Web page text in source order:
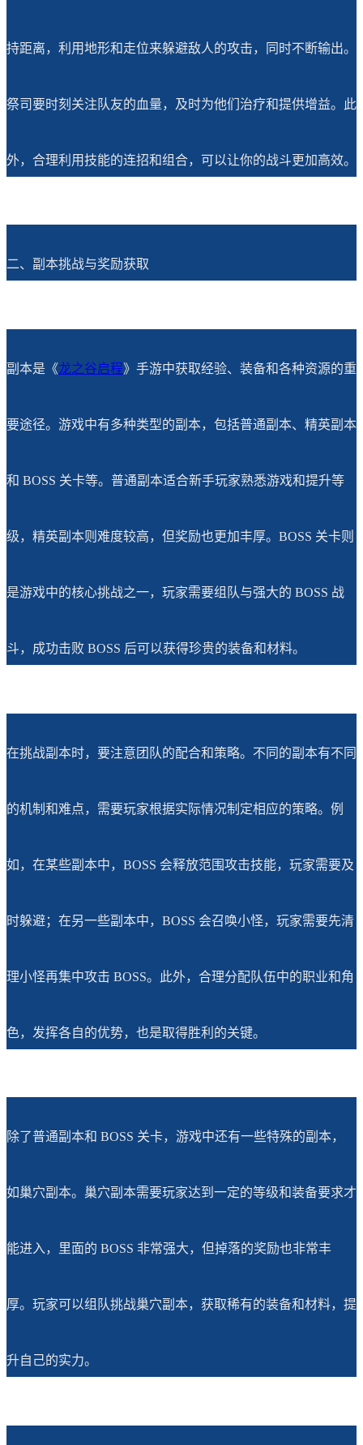
持距离，利用地形和走位来躲避敌人的攻击，同时不断输出。
祭司要时刻关注队友的血量，及时为他们治疗和提供增益。此
外，合理利用技能的连招和组合，可以让你的战斗更加高效。
二、副本挑战与奖励获取
副本是《龙之谷启程》手游中获取经验、装备和各种资源的重
要途径。游戏中有多种类型的副本，包括普通副本、精英副本
和 BOSS 关卡等。普通副本适合新手玩家熟悉游戏和提升等
级，精英副本则难度较高，但奖励也更加丰厚。BOSS 关卡则
是游戏中的核心挑战之一，玩家需要组队与强大的 BOSS 战
斗，成功击败 BOSS 后可以获得珍贵的装备和材料。
在挑战副本时，要注意团队的配合和策略。不同的副本有不同
的机制和难点，需要玩家根据实际情况制定相应的策略。例
如，在某些副本中，BOSS 会释放范围攻击技能，玩家需要及
时躲避；在另一些副本中，BOSS 会召唤小怪，玩家需要先清
理小怪再集中攻击 BOSS。此外，合理分配队伍中的职业和角
色，发挥各自的优势，也是取得胜利的关键。
除了普通副本和 BOSS 关卡，游戏中还有一些特殊的副本，
如巢穴副本。巢穴副本需要玩家达到一定的等级和装备要求才
能进入，里面的 BOSS 非常强大，但掉落的奖励也非常丰
厚。玩家可以组队挑战巢穴副本，获取稀有的装备和材料，提
升自己的实力。